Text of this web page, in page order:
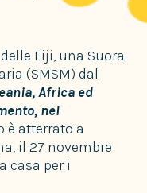
Fiji, una Suora
(SMSM) dal
Africa ed
nel
è atterrato a
il 27 novembre
casa per i